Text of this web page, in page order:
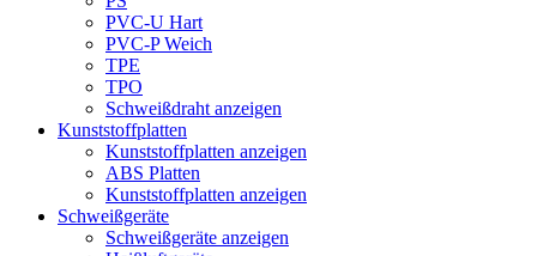
PVC-U Hart
PVC-P Weich
TPE
TPO
Schweißdraht anzeigen
Kunststoffplatten
Kunststoffplatten anzeigen
ABS Platten
Kunststoffplatten anzeigen
Schweißgeräte
Schweißgeräte anzeigen